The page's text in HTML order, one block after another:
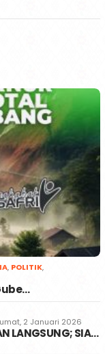
, POLITIK,
2 Januari 2026
LANGSUNG; SIA…